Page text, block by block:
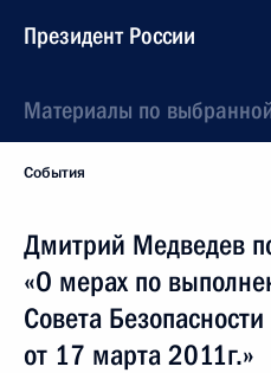
Президент России
Материалы по
События
Дмитрий Медведев
«О мерах по
Совета
от 17 марта 2011г.»